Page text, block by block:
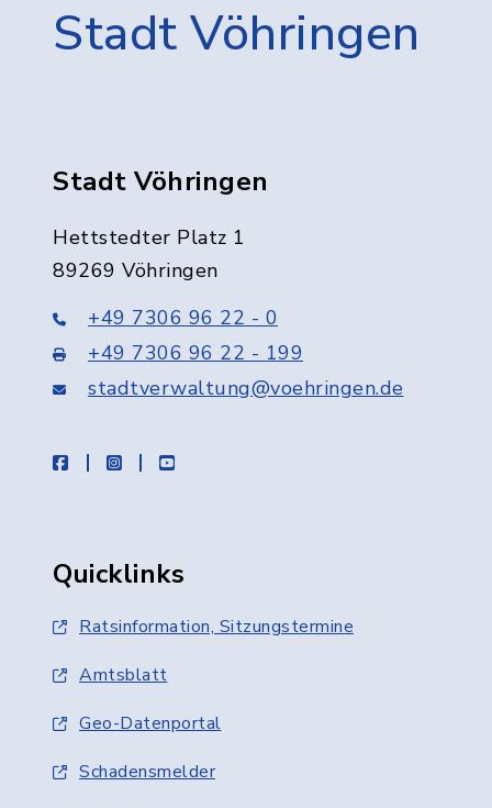
Stadt Vöhringen
Stadt Vöhringen
Hettstedter Platz 1
89269 Vöhringen
+49 7306 96 22 - 0
+49 7306 96 22 - 199
stadtverwaltung@voehringen.de
facebookinstagramyoutube
Quicklinks
Ratsinformation, Sitzungstermine
Amtsblatt
Geo-Datenportal
Schadensmelder